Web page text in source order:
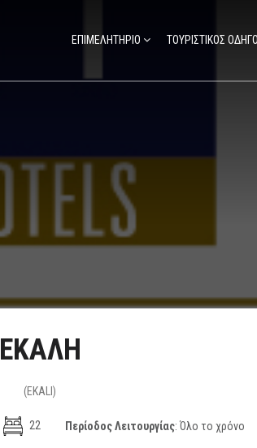
ΕΠΙΜΕΛΗΤΗΡΙΟ ΤΟΥΡΙΣΤΙΚΟΣ
ΕΚΑΛΗ
(EKALI)
22 Περίοδος Λειτουργίας: Όλο το χρόνο